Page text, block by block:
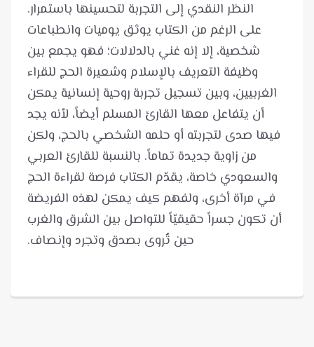
على الرغم من الكتاب يوثق يوميات وانطباعات
شخصية، إلا إنه غني بالدلالات؛ فهو يجمع بين
وظيفة التعريف بالإسلام وشعيرة الحج للقراء
الغربيين، وبين تسجيل تجربة روحية إنسانية يمكن
أن يتفاعل معها القارئ المسلم أيضاً، لأنه يجد
فيها صدى لتجربته أو حلمه الشخصي بالحج، ولكن
من زاوية جديدة تماماً. بالنسبة للقارئ العربي
والسعودي خاصة، يقدّم الكتاب فرصة لقراءة الحج
في مرآة أخرى، ولفهم كيف يمكن لهذه الفريضة
أن تكون جسراً حقيقيّاً للتواصل بين الشرق والغرب
حين تُروى بصدق وتجرد وإنصاف.